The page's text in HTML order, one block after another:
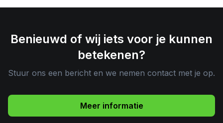
Benieuwd of wij iets voor je kunnen
betekenen?
Stuur ons een bericht en we nemen contact met je op.
Meer informatie